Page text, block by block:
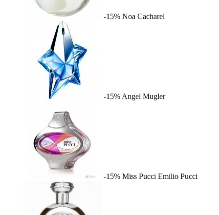
-15% Noa Cacharel
-15% Angel Mugler
-15% Miss Pucci Emilio Pucci